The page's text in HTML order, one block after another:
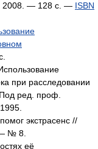
2008. — 128 с. — ISBN
при расследовании
ред. проф.
экстрасенс //
— № 8.
её